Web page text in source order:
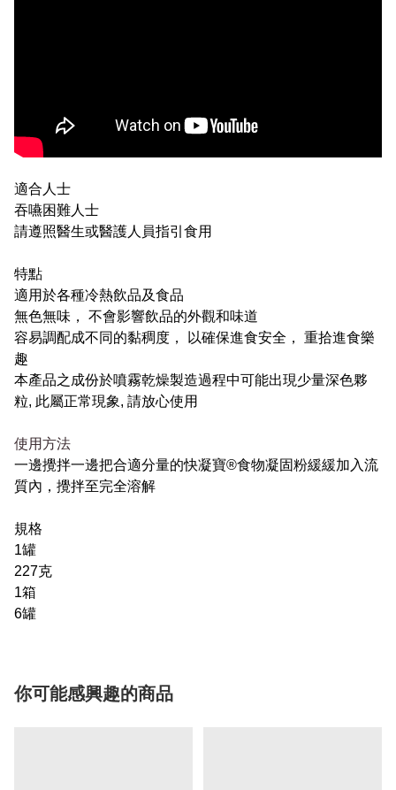
適合人士
吞嚥困難人士
請遵照醫生或醫護人員指引食用
特點
適用於各種冷熱飲品及食品
無色無味， 不會影響飲品的外觀和味道
容易調配成不同的黏稠度， 以確保進食安全， 重拾進食樂
趣
本產品之成份於噴霧乾燥製造過程中可能出現少量深色夥
粒, 此屬正常現象, 請放心使用
使用方法
一邊攪拌一邊把合適分量的快凝寶®食物凝固粉緩緩加入流
質內，攪拌至完全溶解
規格
1罐
227克
1箱
6罐
你可能感興趣的商品